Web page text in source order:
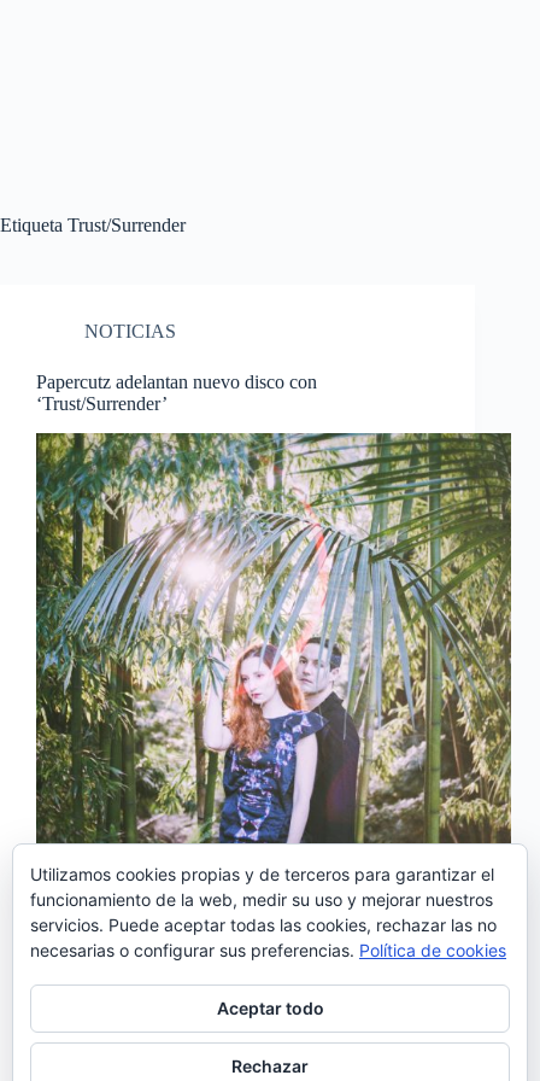
Etiqueta Trust/Surrender
NOTICIAS
Papercutz adelantan nuevo disco con
‘Trust/Surrender’
Papercutz es una banda de pop electrónico de la
ciudad de Oporto formada y liderada por Bruno
Miguel . Su primer tema surgió en 2005, en la
compilación nuevos talentos Fnac que destacaba
artistas de música portuguesa escogidos por
Henrique Amaro…
Noemí Sánchez
18/01/2017
Utilizamos cookies propias y de terceros para garantizar el
funcionamiento de la web, medir su uso y mejorar nuestros
servicios. Puede aceptar todas las cookies, rechazar las no
necesarias o configurar sus preferencias. Política de cookies
Aceptar todo
Rechazar